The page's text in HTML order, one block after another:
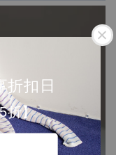
折扣日
折】